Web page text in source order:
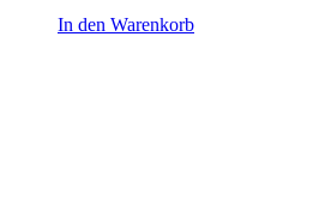
In den Warenkorb